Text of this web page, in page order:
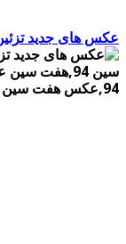
عکس های جدید